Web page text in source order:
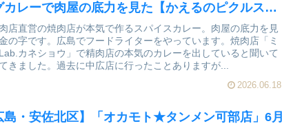
カレーで肉屋の底力を見た【かえるのピクルスと
レビュー】
店直営の焼肉店が本気で作るスパイスカレー。肉屋の底力を見
の字です。広島でフードライターをやっています。焼肉店「ミ
カネショウ」で精肉店の本気のカレーを出していると聞いて
きました。過去に中広店に行ったことありますが...
2026.06.18
島・安佐北区】「オカモト★タンメン可部店」6月